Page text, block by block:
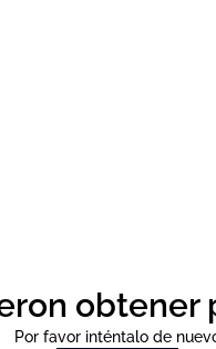
obtener
Por favor inténtalo de